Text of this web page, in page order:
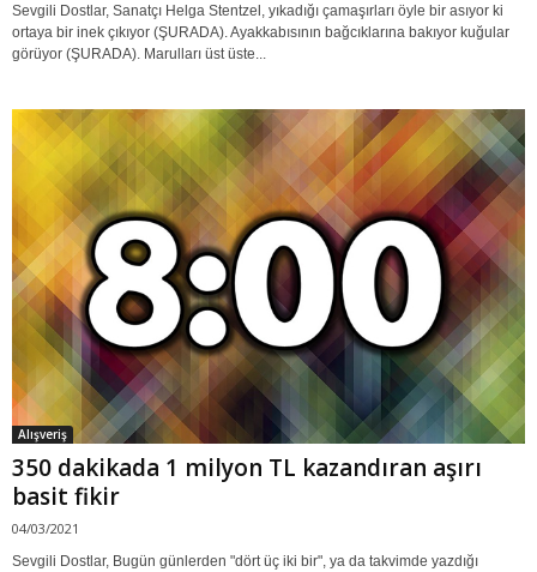
Sevgili Dostlar, Sanatçı Helga Stentzel, yıkadığı çamaşırları öyle bir asıyor ki
ortaya bir inek çıkıyor (ŞURADA). Ayakkabısının bağcıklarına bakıyor kuğular
görüyor (ŞURADA). Marulları üst üste...
Alışveriş
350 dakikada 1 milyon TL kazandıran aşırı
basit fikir
04/03/2021
Sevgili Dostlar, Bugün günlerden "dört üç iki bir", ya da takvimde yazdığı